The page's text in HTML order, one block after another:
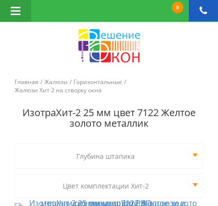
0
Открыть
навигацию
Главная Жалюзи
Горизонтальные
Жалюзи Хит 2 на створку окна
ИзотраХит-2 25 мм цвет 7122 Желтое
золото металлик
Глубина штапика
Цвет комплектации Хит-2